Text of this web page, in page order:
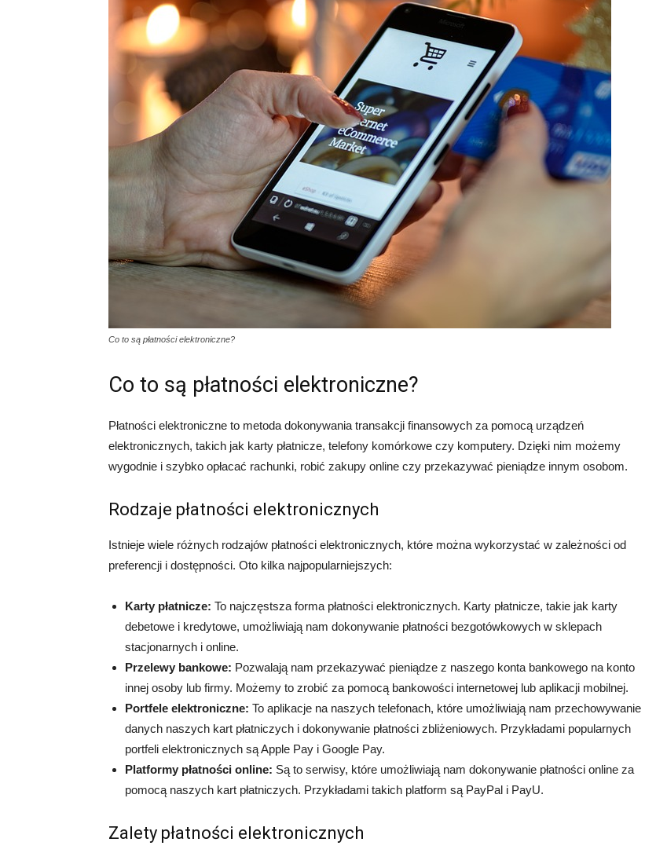
Co to są płatności elektroniczne?
Co to są płatności elektroniczne?
Płatności elektroniczne to metoda dokonywania transakcji finansowych za pomocą urządzeń
elektronicznych, takich jak karty płatnicze, telefony komórkowe czy komputery. Dzięki nim możemy
wygodnie i szybko opłacać rachunki, robić zakupy online czy przekazywać pieniądze innym osobom.
Rodzaje płatności elektronicznych
Istnieje wiele różnych rodzajów płatności elektronicznych, które można wykorzystać w zależności od
preferencji i dostępności. Oto kilka najpopularniejszych:
Karty płatnicze: To najczęstsza forma płatności elektronicznych. Karty płatnicze, takie jak karty
debetowe i kredytowe, umożliwiają nam dokonywanie płatności bezgotówkowych w sklepach
stacjonarnych i online.
Przelewy bankowe: Pozwalają nam przekazywać pieniądze z naszego konta bankowego na konto
innej osoby lub firmy. Możemy to zrobić za pomocą bankowości internetowej lub aplikacji mobilnej.
Portfele elektroniczne: To aplikacje na naszych telefonach, które umożliwiają nam przechowywanie
danych naszych kart płatniczych i dokonywanie płatności zbliżeniowych. Przykładami popularnych
portfeli elektronicznych są Apple Pay i Google Pay.
Platformy płatności online: Są to serwisy, które umożliwiają nam dokonywanie płatności online za
pomocą naszych kart płatniczych. Przykładami takich platform są PayPal i PayU.
Zalety płatności elektronicznych